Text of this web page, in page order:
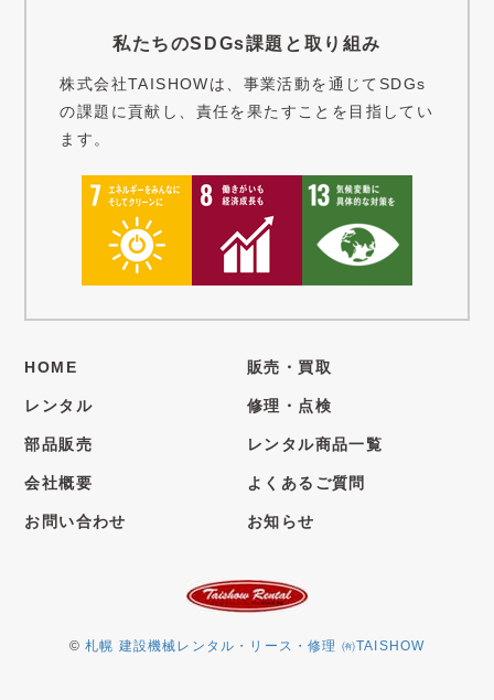
私たちのSDGs課題と取り組み
株式会社TAISHOWは、事業活動を通じてSDGs
の課題に貢献し、責任を果たすことを目指してい
ます。
HOME 販売・買取
レンタル 修理・点検
部品販売 レンタル商品一覧
会社概要 よくあるご質問
お問い合わせ お知らせ
© 札幌 建設機械レンタル・リース・修理 ㈲TAISHOW